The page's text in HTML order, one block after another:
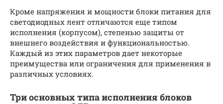
Кроме напряжения и мощности блоки питания для
светодиодных лент отличаются еще типом
исполнения (корпусом), степенью защиты от
внешнего воздействия и функциональностью.
Каждый из этих параметров дает некоторые
преимущества или ограничения для применения в
различных условиях.
Три основных типа исполнения блоков